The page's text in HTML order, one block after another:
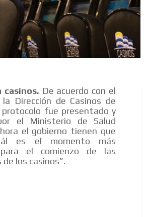
casinos. De acuerdo con el
Dirección de Casinos de
protocolo fue presentado y
el Ministerio de Salud
el gobierno tienen que
es el momento más
para el comienzo de las
los casinos”.